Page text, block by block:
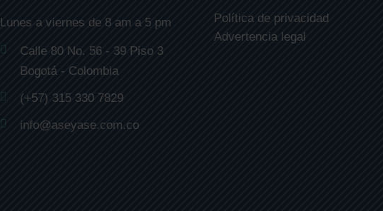
Lunes a viernes de 8 am a 5 pm
Calle 80 No. 56 - 39 Piso 3
Bogotá - Colombia
(+57) 315 330 7829
info@aseyase.com.co
Política de privacidad
Advertencia legal